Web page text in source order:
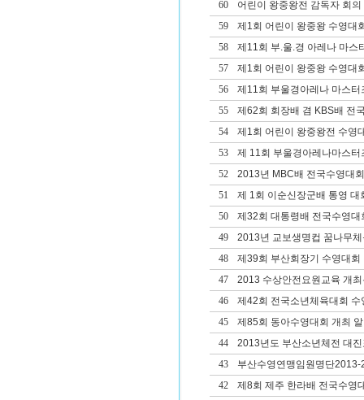
60
어린이 왕중왕전 감독자 회의
59
제1회 어린이 왕중왕 수영대
58
제11회 부.울.경 아레나 마스
57
제1회 어린이 왕중왕 수영대
56
제11회 부울경아레나 마스터
55
제62회 회장배 겸 KBS배 전
54
제1회 어린이 왕중왕전 수영
53
제 11회 부울경아레나마스터
52
2013년 MBC배 전국수영대
51
제 1회 이순신장군배 통영 대
50
제32회 대통령배 전국수영대
49
2013년 교보생명컵 꿈나무
48
제39회 부산회장기 수영대
47
2013 수상안전요원교육 개최
46
제42회 전국소년체육대회 수
45
제85회 동아수영대회 개최
44
2013년도 부산소년체전 대진
43
부산수영연맹임원명단2013-
42
제8회 제주 한라배 전국수영